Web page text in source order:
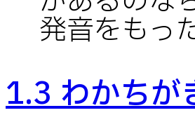
発音をもっ
1.3 わかちが